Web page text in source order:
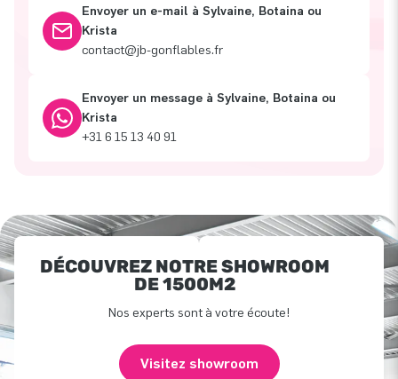
Envoyer un e-mail à Sylvaine, Botaina ou
Krista
contact@jb-gonflables.fr
Envoyer un message à Sylvaine, Botaina ou
Krista
+31 6 15 13 40 91
DÉCOUVREZ NOTRE SHOWROOM
DE 1500M2
Nos experts sont à votre écoute!
Visitez showroom